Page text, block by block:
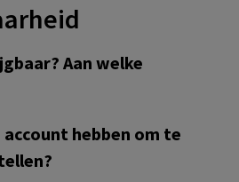
Aan welke
hebben om te